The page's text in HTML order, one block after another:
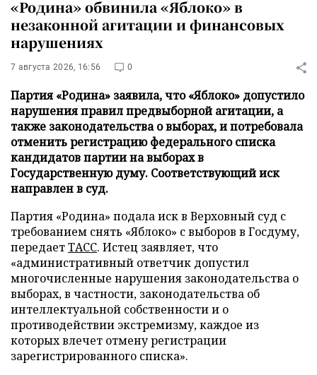
«Родина» обвинила «Яблоко» в
незаконной агитации и финансовых
нарушениях
7 августа 2026, 16:56 0
Партия «Родина» заявила, что «Яблоко» допустило
нарушения правил предвыборной агитации, а
также законодательства о выборах, и потребовала
отменить регистрацию федерального списка
кандидатов партии на выборах в
Государственную думу. Соответствующий иск
направлен в суд.
Партия «Родина» подала иск в Верховный суд с
требованием снять «Яблоко» с выборов в Госдуму,
передаетТАСС. Истец заявляет, что
«административный ответчик допустил
многочисленные нарушения законодательства о
выборах, в частности, законодательства об
интеллектуальной собственности и о
противодействии экстремизму, каждое из
которых влечет отмену регистрации
зарегистрированного списка».